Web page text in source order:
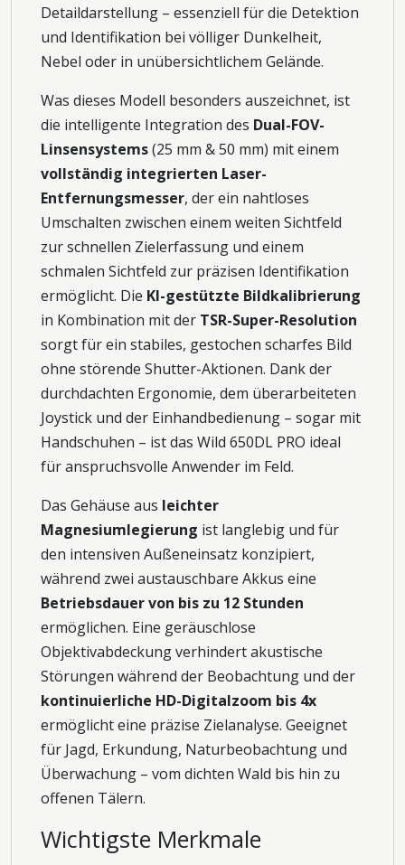
Detaildarstellung – essenziell für die Detektion
und Identifikation bei völliger Dunkelheit,
Nebel oder in unübersichtlichem Gelände.
Was dieses Modell besonders auszeichnet, ist
die intelligente Integration des Dual-FOV-
Linsensystems(25 mm & 50 mm) mit einem
vollständig integrierten Laser-
Entfernungsmesser, der ein nahtloses
Umschalten zwischen einem weiten Sichtfeld
zur schnellen Zielerfassung und einem
schmalen Sichtfeld zur präzisen Identifikation
ermöglicht. Die KI-gestützte Bildkalibrierung
in Kombination mit der TSR-Super-Resolution
sorgt für ein stabiles, gestochen scharfes Bild
ohne störende Shutter-Aktionen. Dank der
durchdachten Ergonomie, dem überarbeiteten
Joystick und der Einhandbedienung – sogar mit
Handschuhen – ist das Wild 650DL PRO ideal
für anspruchsvolle Anwender im Feld.
Das Gehäuse aus leichter
Magnesiumlegierung ist langlebig und für
den intensiven Außeneinsatz konzipiert,
während zwei austauschbare Akkus eine
Betriebsdauer von bis zu 12 Stunden
ermöglichen. Eine geräuschlose
Objektivabdeckung verhindert akustische
Störungen während der Beobachtung und der
kontinuierliche HD-Digitalzoom bis 4x
ermöglicht eine präzise Zielanalyse. Geeignet
für Jagd, Erkundung, Naturbeobachtung und
Überwachung – vom dichten Wald bis hin zu
offenen Tälern.
Wichtigste Merkmale